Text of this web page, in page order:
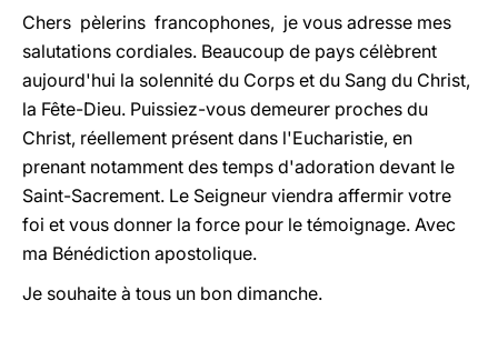
Chers pèlerins francophones, je vous adresse mes
salutations cordiales. Beaucoup de pays célèbrent
aujourd'hui la solennité du Corps et du Sang du Christ,
la Fête-Dieu. Puissiez-vous demeurer proches du
Christ, réellement présent dans l'Eucharistie, en
prenant notamment des temps d'adoration devant le
Saint-Sacrement. Le Seigneur viendra affermir votre
foi et vous donner la force pour le témoignage. Avec
ma Bénédiction apostolique.
Je souhaite à tous un bon dimanche.